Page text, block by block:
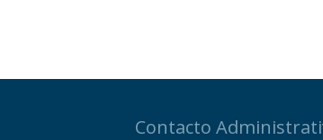
Contacto